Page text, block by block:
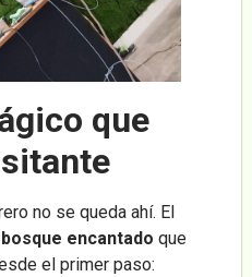
que
no se queda ahí. El
bosque encantado que
el primer paso: